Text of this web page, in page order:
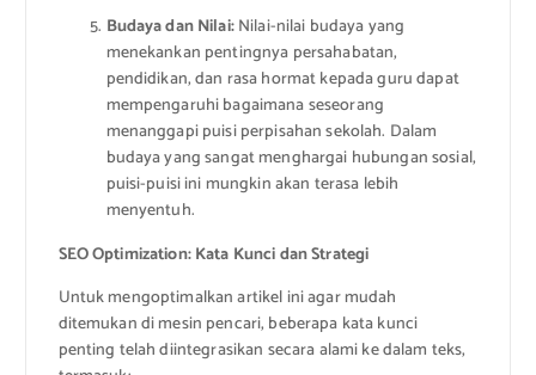
Budaya dan Nilai:Nilai-nilai budaya yang
menekankan pentingnya persahabatan,
pendidikan, dan rasa hormat kepada guru dapat
mempengaruhi bagaimana seseorang
menanggapi puisi perpisahan sekolah. Dalam
budaya yang sangat menghargai hubungan sosial,
puisi-puisi ini mungkin akan terasa lebih
menyentuh.
SEO Optimization: Kata Kunci dan Strategi
Untuk mengoptimalkan artikel ini agar mudah
ditemukan di mesin pencari, beberapa kata kunci
penting telah diintegrasikan secara alami ke dalam teks,